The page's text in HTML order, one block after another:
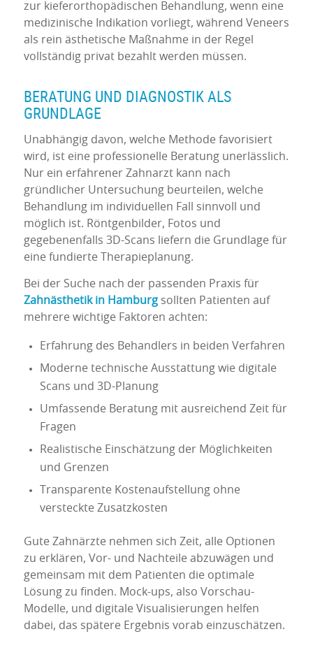
zur kieferorthopädischen Behandlung, wenn eine
medizinische Indikation vorliegt, während Veneers
als rein ästhetische Maßnahme in der Regel
vollständig privat bezahlt werden müssen.
BERATUNG UND DIAGNOSTIK ALS
GRUNDLAGE
Unabhängig davon, welche Methode favorisiert
wird, ist eine professionelle Beratung unerlässlich.
Nur ein erfahrener Zahnarzt kann nach
gründlicher Untersuchung beurteilen, welche
Behandlung im individuellen Fall sinnvoll und
möglich ist. Röntgenbilder, Fotos und
gegebenenfalls 3D-Scans liefern die Grundlage für
eine fundierte Therapieplanung.
Bei der Suche nach der passenden Praxis für
Zahnästhetik in Hamburgsollten Patienten auf
mehrere wichtige Faktoren achten:
Erfahrung des Behandlers in beiden Verfahren
Moderne technische Ausstattung wie digitale
Scans und 3D-Planung
Umfassende Beratung mit ausreichend Zeit für
Fragen
Realistische Einschätzung der Möglichkeiten
und Grenzen
Transparente Kostenaufstellung ohne
versteckte Zusatzkosten
Gute Zahnärzte nehmen sich Zeit, alle Optionen
zu erklären, Vor- und Nachteile abzuwägen und
gemeinsam mit dem Patienten die optimale
Lösung zu finden. Mock-ups, also Vorschau-
Modelle, und digitale Visualisierungen helfen
dabei, das spätere Ergebnis vorab einzuschätzen.